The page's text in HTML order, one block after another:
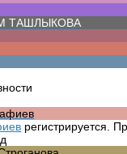
регистрируется.